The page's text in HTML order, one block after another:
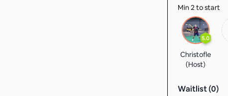
Min 2 to start
5.0
Christofle
(Host)
Waitlist (0)